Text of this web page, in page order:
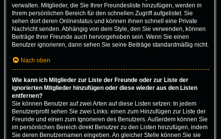
verwalten. Mitglieder, die Sie Ihrer Freundesliste hinzufügen, werden in
Ihrem persönlichen Bereich für den schnellen Zugriff aufgelistet. Sie
sehen dort deren Onlinestatus und können ihnen schnell eine Private
Nachricht senden. Abhängig von dem Style, den Sie verwenden, können
Beiträge Ihrer Freunde auch hervorgehoben sein. Wenn Sie einen
Benutzer ignorieren, dann sehen Sie seine Beiträge standardmäßig nicht.
Nach oben
Wie kann ich Mitglieder zur Liste der Freunde oder zur Liste der
ignorierten Mitglieder hinzufügen oder diese wieder aus den Listen
entfernen?
Sie können Benutzer auf zwei Arten auf diese Listen setzen: In jedem
Benutzerprofil sehen Sie zwei Links: einen zum Hinzufügen zur Liste der
Freunde und einen zum Ignorieren des Benutzers. Außerdem können Sie
im persönlichen Bereich direkt Benutzer zu den Listen hinzufügen, indem
Sie deren Benutzernamen eingeben. An gleicher Stelle können Sie sie